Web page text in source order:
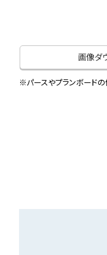
画像ダ
※パースやプランボードの